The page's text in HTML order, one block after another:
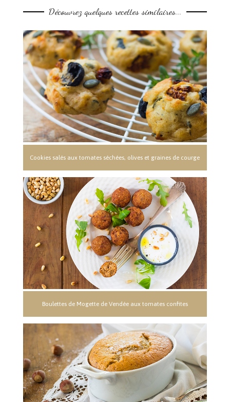
Découvrez quelques recettes similaires...
Cookies salés aux tomates séchées, olives et graines de courge
Boulettes de Mogette de Vendée aux tomates confites